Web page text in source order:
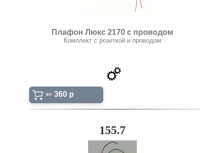
Плафон Люкс 2170 с проводом
Комплект с розеткой и проводом
⇐ 360 p
155.7